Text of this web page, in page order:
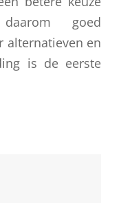
goed
alternatieven en
is de eerste